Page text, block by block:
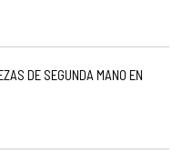
DE SEGUNDA MANO EN